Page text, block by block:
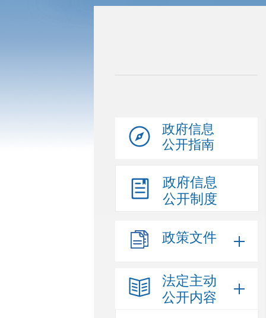
政府信息
公开指南
政府信息
公开制度
政策文件
法定主动
公开内容